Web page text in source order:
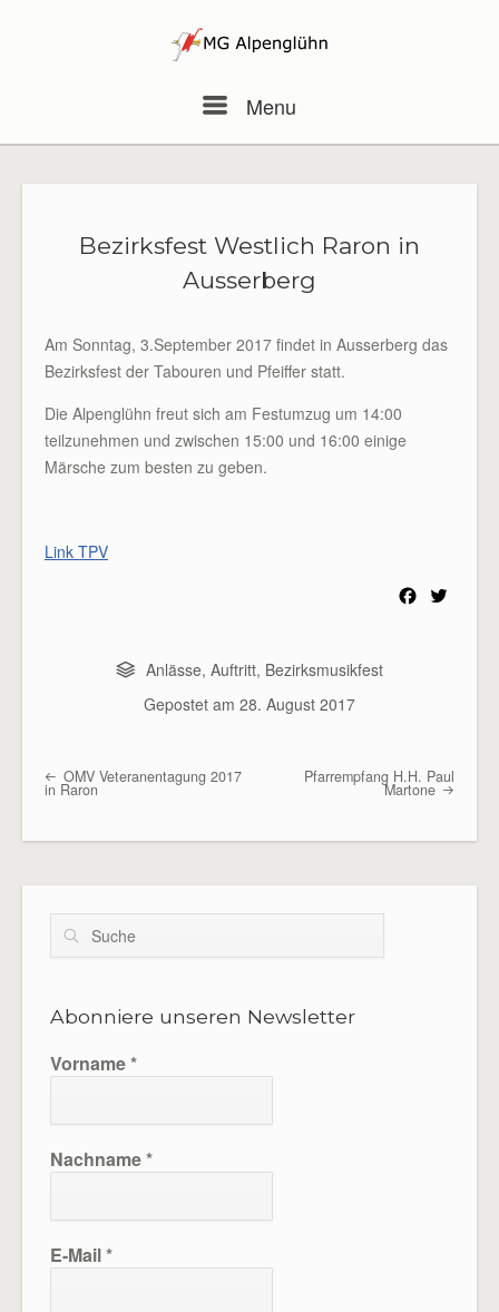
Menu
Bezirksfest Westlich Raron in
Ausserberg
Am Sonntag, 3.September 2017 findet in Ausserberg das
Bezirksfest der Tabouren und Pfeiffer statt.
Die Alpenglühn freut sich am Festumzug um 14:00
teilzunehmen und zwischen 15:00 und 16:00 einige
Märsche zum besten zu geben.
Link TPV
Anlässe, Auftritt, Bezirksmusikfest
Gepostet am 28. August 2017
Beitragsübersicht
OMV Veteranentagung 2017
in Raron
Pfarrempfang H.H. Paul
Martone
Suche
Abonniere unseren Newsletter
Vorname*
Nachname*
E-Mail*